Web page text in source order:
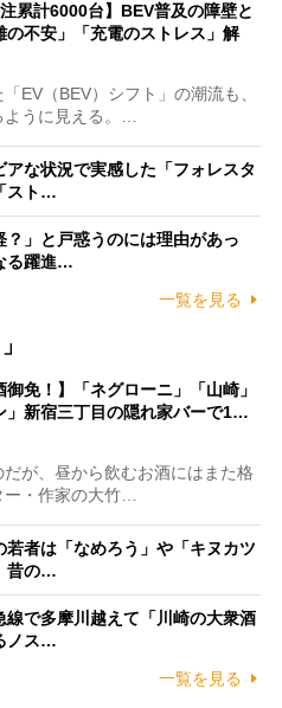
注累計6000台】BEV普及の障壁と
の不安」「充電のストレス」解
EV（BEV）シフト」の潮流も、
うに見える。…
アな状況で実感した「フォレスタ
スト…
」と戸惑うのには理由があっ
る躍進…
一覧を見る
御免！】「ネグローニ」「山崎」
」新宿三丁目の隠れ家バーで1…
が、昼から飲むお酒にはまた格
・作家の大竹…
若者は「なめろう」や「キヌカツ
昔の…
線で多摩川越えて「川崎の大衆酒
ノス…
一覧を見る